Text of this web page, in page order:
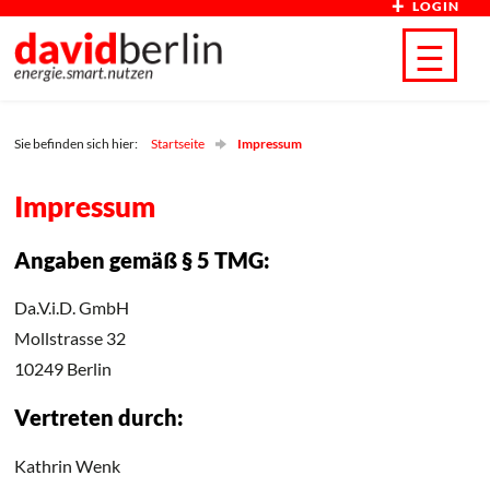
Direkt zum Inhalt LOGIN
☰
Sie befinden sich hier: Startseite Impressum
Impressum
Angaben gemäß § 5 TMG:
Da.V.i.D. GmbH
Mollstrasse 32
10249 Berlin
Vertreten durch:
Kathrin Wenk